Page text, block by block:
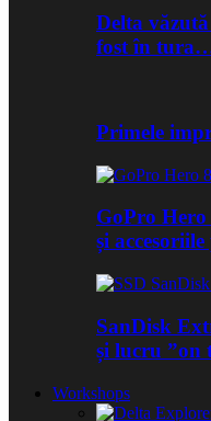
Delta
fost în
Primele
GoPro
și
SanDisk
și lucru ”on
Workshops